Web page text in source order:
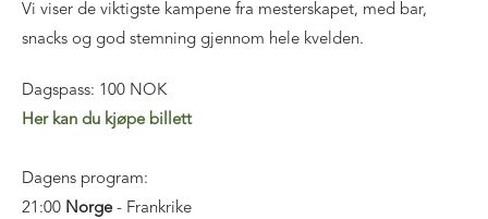
Vi viser de viktigste kampene fra mesterskapet, med bar,
snacks og god stemning gjennom hele kvelden.
Dagspass: 100 NOK
Her kan du kjøpe billett
Dagens program:
21:00 Norge - Frankrike